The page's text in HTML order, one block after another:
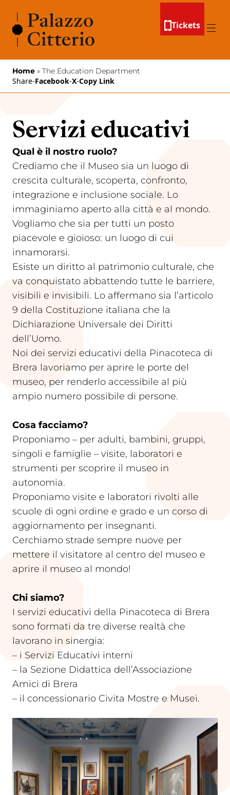
Tickets
Menu
Home » The Education Department
Share-Facebook-X-Copy Link
Servizi educativi
Qual è il nostro ruolo?
Crediamo che il Museo sia un luogo di
crescita culturale, scoperta, confronto,
integrazione e inclusione sociale. Lo
immaginiamo aperto alla città e al mondo.
Vogliamo che sia per tutti un posto
piacevole e gioioso: un luogo di cui
innamorarsi.
Esiste un diritto al patrimonio culturale, che
va conquistato abbattendo tutte le barriere,
visibili e invisibili. Lo affermano sia l’articolo
9 della Costituzione italiana che la
Dichiarazione Universale dei Diritti
dell’Uomo.
Noi dei servizi educativi della Pinacoteca di
Brera lavoriamo per aprire le porte del
museo, per renderlo accessibile al più
ampio numero possibile di persone.
Cosa facciamo?
Proponiamo – per adulti, bambini, gruppi,
singoli e famiglie – visite, laboratori e
strumenti per scoprire il museo in
autonomia.
Proponiamo visite e laboratori rivolti alle
scuole di ogni ordine e grado e un corso di
aggiornamento per insegnanti.
Cerchiamo strade sempre nuove per
mettere il visitatore al centro del museo e
aprire il museo al mondo!
Chi siamo?
I servizi educativi della Pinacoteca di Brera
sono formati da tre diverse realtà che
lavorano in sinergia:
– i Servizi Educativi interni
– la Sezione Didattica dell’Associazione
Amici di Brera
– il concessionario Civita Mostre e Musei.